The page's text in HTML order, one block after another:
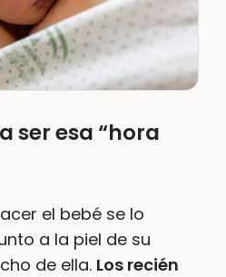
ser esa “hora
el bebé se lo
a la piel de su
de ella. Los recién